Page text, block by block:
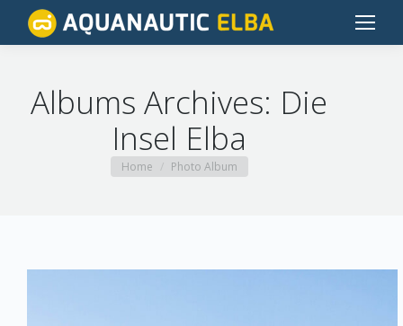
Albums Archives: Die
Insel Elba
You are here:
Home Photo Album